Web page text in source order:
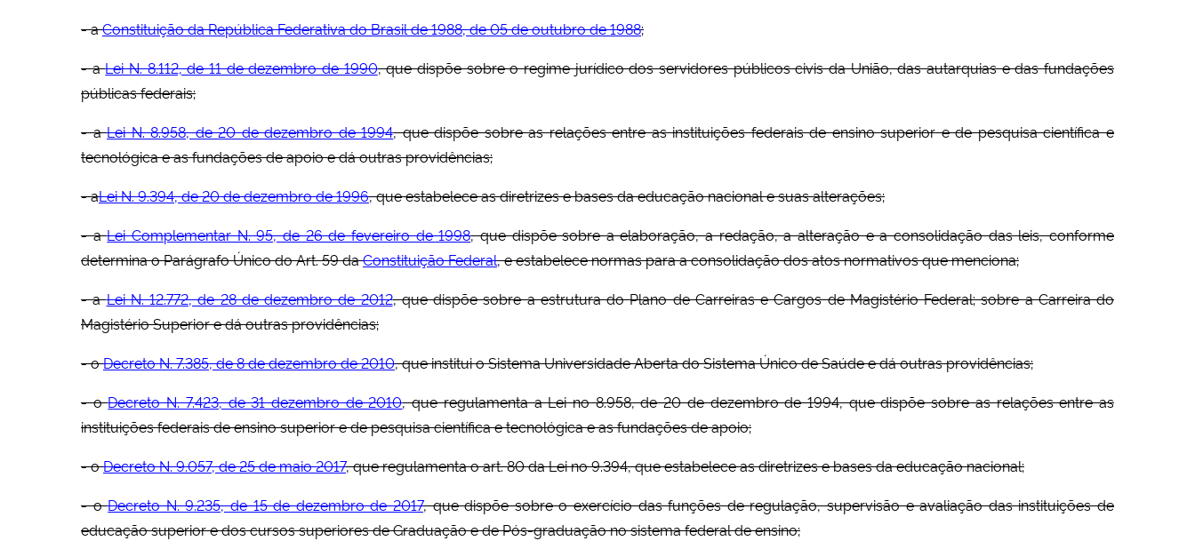
- aConstituição da República Federativa do Brasil de 1988, de 05 de outubro de 1988;
- aLei N. 8.112, de 11 de dezembro de 1990, que dispõe sobre o regime jurídico dos servidores públicos civis da União, das autarquias e das fundações
públicas federais;
- aLei N. 8.958, de 20 de dezembro de 1994, que dispõe sobre as relações entre as instituições federais de ensino superior e de pesquisa científica e
tecnológica e as fundações de apoio e dá outras providências;
- aLei N. 9.394, de 20 de dezembro de 1996, que estabelece as diretrizes e bases da educação nacional e suas alterações;
- aLei Complementar N. 95, de 26 de fevereiro de 1998, que dispõe sobre a elaboração, a redação, a alteração e a consolidação das leis, conforme
determina o Parágrafo Único do Art. 59 daConstituição Federal, e estabelece normas para a consolidação dos atos normativos que menciona;
- aLei N. 12.772, de 28 de dezembro de 2012, que dispõe sobre a estrutura do Plano de Carreiras e Cargos de Magistério Federal; sobre a Carreira do
Magistério Superior e dá outras providências;
- oDecreto N. 7.385, de 8 de dezembro de 2010, que institui o Sistema Universidade Aberta do Sistema Único de Saúde e dá outras providências;
- oDecreto N. 7.423, de 31 dezembro de 2010, que regulamenta a Lei no 8.958, de 20 de dezembro de 1994, que dispõe sobre as relações entre as
instituições federais de ensino superior e de pesquisa científica e tecnológica e as fundações de apoio;
- oDecreto N. 9.057, de 25 de maio 2017, que regulamenta o art. 80 da Lei no 9.394, que estabelece as diretrizes e bases da educação nacional;
- oDecreto N. 9.235, de 15 de dezembro de 2017, que dispõe sobre o exercício das funções de regulação, supervisão e avaliação das instituições de
educação superior e dos cursos superiores de Graduação e de Pós-graduação no sistema federal de ensino;